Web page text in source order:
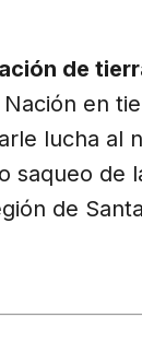
de
en
lucha al
saqueo de
de